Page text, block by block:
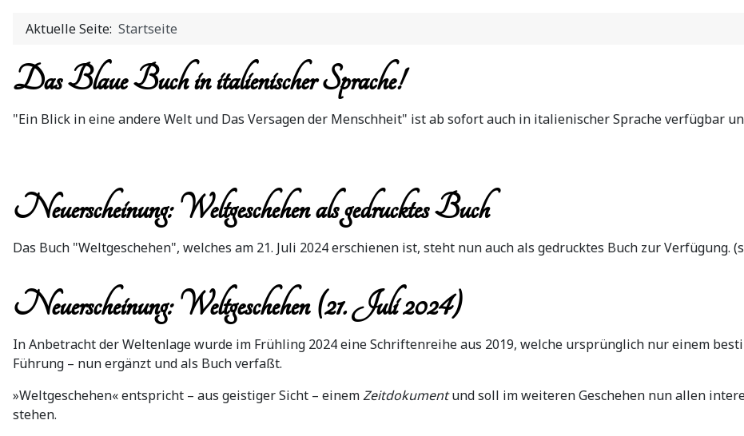
Aktuelle Seite: Startseite
Das Blaue Buch in italienischer Sprache!
"Ein Blick in eine andere Welt und Das Versagen der Menschheit" ist ab sofort auch in italienischer Sprache verfügbar
Neuerscheinung: Weltgeschehen als gedrucktes Buch
Das Buch "Weltgeschehen", welches am 21. Juli 2024 erschienen ist, steht nun auch als gedrucktes Buch zur Verfügung.
Neuerscheinung: Weltgeschehen (21. Juli 2024)
In Anbetracht der Weltenlage wurde im Frühling 2024 eine Schriftenreihe aus 2019, welche ursprünglich nur einem
Führung – nun ergänzt und als Buch verfaßt.
»Weltgeschehen« entspricht – aus geistiger Sicht – einemZeitdokumentund soll im weiteren Geschehen nun allen
stehen.